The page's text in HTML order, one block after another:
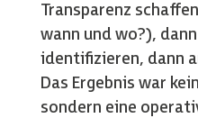
Transparenz
wann und wo?),
identifizieren, dann
Das Ergebnis war
sondern eine